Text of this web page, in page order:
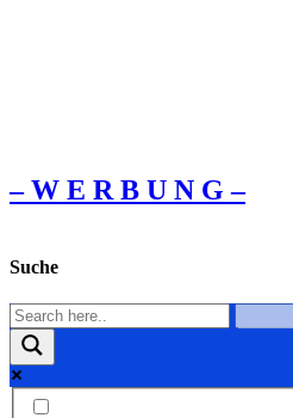
– W Ε R Β U Ν G –
Suche